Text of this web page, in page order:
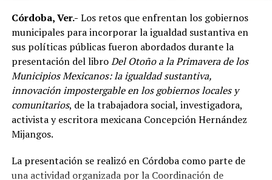
De acuerdo con el dirigente deportivo, México ha
conseguido cinco campeonatos panamericanos
consecutivos por equipos, superando a delegaciones
como Estados Unidos y Brasil, considerado uno de los
países con mayor tradición en las artes marciales
mixtas.
Ante los cuestionamientos sobre el nivel de agresividad
de este deporte, señaló que las competencias cuentan
con la edad y experiencia de los participantes.
Córdoba, Ver.- Los retos que enfrentan los gobiernos
municipales para incorporar la igualdad sustantiva en
sus políticas públicas fueron abordados durante la
presentación del libroDel Otoño a la Primavera de los
Municipios Mexicanos: la igualdad sustantiva,
innovación impostergable en los gobiernos locales y
comunitarios, de la trabajadora social, investigadora,
activista y escritora mexicana Concepción Hernández
Mijangos.
La presentación se realizó en Córdoba como parte de
una actividad organizada por la Coordinación de